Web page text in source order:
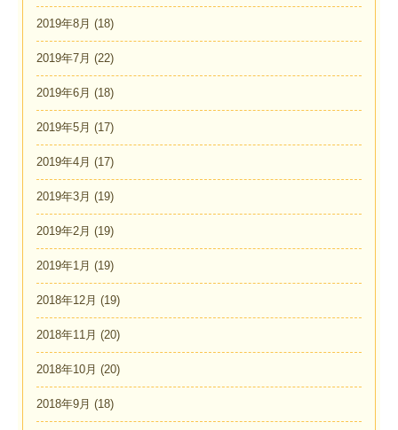
2019年8月 (18)
2019年7月 (22)
2019年6月 (18)
2019年5月 (17)
2019年4月 (17)
2019年3月 (19)
2019年2月 (19)
2019年1月 (19)
2018年12月 (19)
2018年11月 (20)
2018年10月 (20)
2018年9月 (18)